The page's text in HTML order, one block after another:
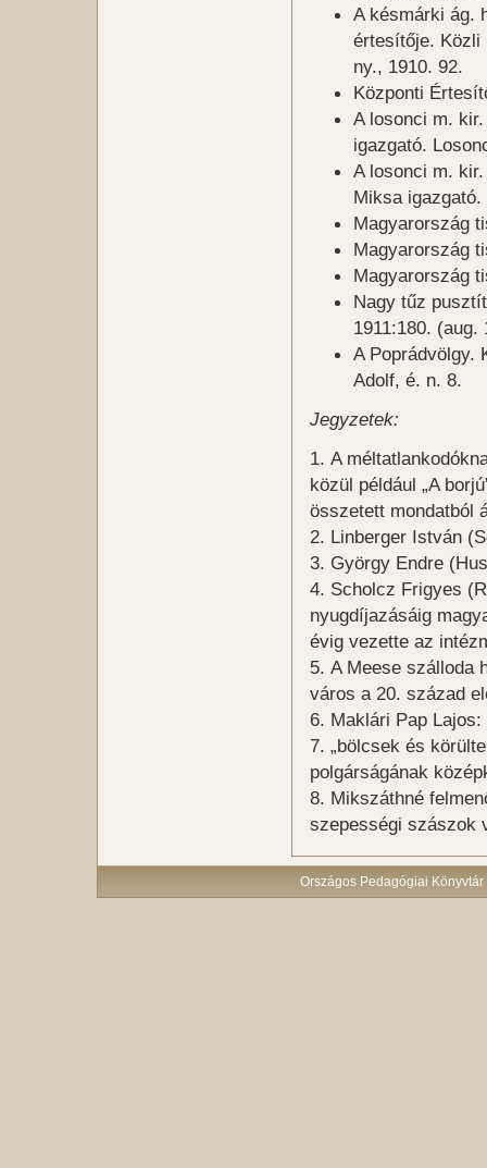
A késmárki ág.
értesítője. Közli
ny., 1910. 92.
Központi
A losonci m.
igazgató.
A losonci m.
Miksa
Magyarország
Magyarország
Magyarország
Nagy tűz
1911:180. (aug.
A Poprádvölgy.
Adolf, é. n. 8.
Jegyzetek:
A
közül például „A
összetett
Linberger István
György Endre
Scholcz Frigyes
nyugdíjazásáig
évig vezette az
A Meese szálloda
város a 20. század
Maklári Pap
„bölcsek és
polgárságának
Mikszáthné
szepességi szászok
Országos Pedagógiai